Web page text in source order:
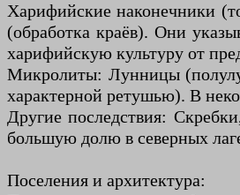
Харифийские наконечники
(обработка краёв). Они
харифийскую культуру от
Микролиты: Лунницы
характерной ретушью). В
Другие последствия:
большую долю в северных
Поселения и архитектура: